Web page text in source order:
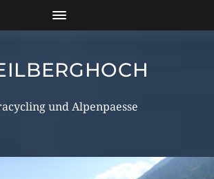
und Alpenpaesse